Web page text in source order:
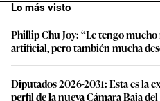
Lo más visto
Phillip Chu Joy: “Le tengo
artificial, pero también mucha
Diputados 2026-2031: Esta es la
perfil de la nueva Cámara Baja